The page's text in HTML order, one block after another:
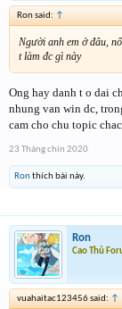
Ron said: ↑
Người anh em ở đâu,
t làm đc gì này
Ong hay danh t o dai
nhung van win dc,
cam cho chu topic
23 Tháng chín 2020
Ronthích bài này.
Ron
Cao Thủ
vuahaitac123456 said: ↑